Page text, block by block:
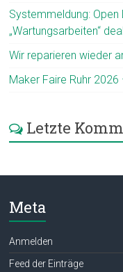
Systemmeldung:
„Wartungsarbeiten“
Wir reparieren wieder
Maker Faire Ruhr
Letzte
Meta
Anmelden
Feed der Einträge